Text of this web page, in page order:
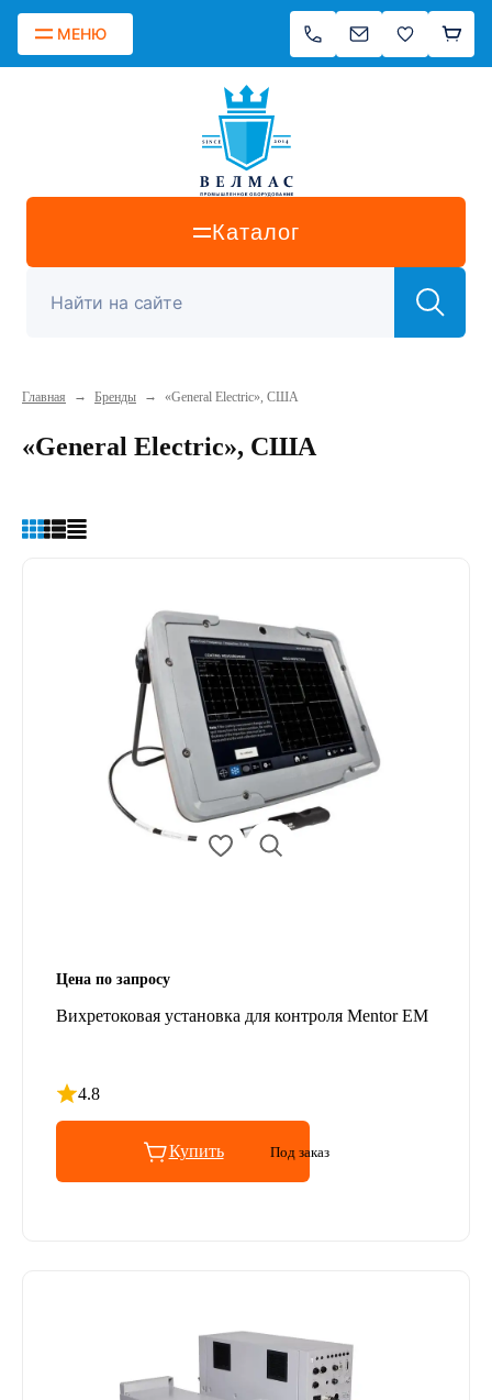
МЕНЮ
Каталог
Главная → Бренды → «General Electric», США
«General Electric», США
Цена по запросу
Вихретоковая установка для контроля Mentor EM
4.8
Рейтинг 4.8 из 5
Купить Под заказ